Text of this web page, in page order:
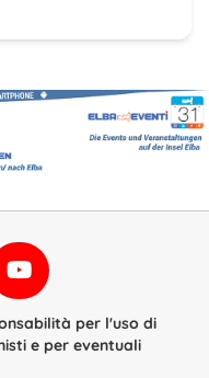
su Instagram
Infoelba su YouTube
per l'uso di
e per eventuali